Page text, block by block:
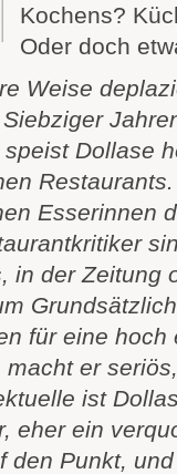
Kochens?
Oder doch
Weise
Dollase
Esserinnen
in der Zeitung
für eine
macht er
ist
eher ein
den Punkt,